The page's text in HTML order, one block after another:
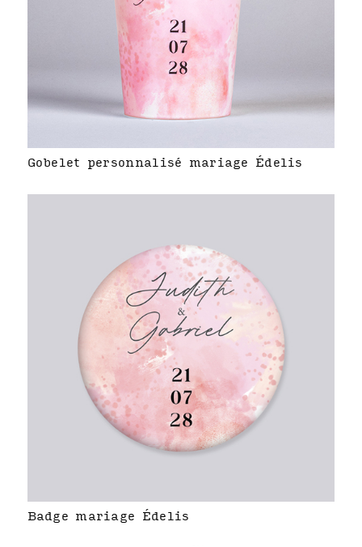
Gobelet personnalisé mariage Édelis
Badge mariage Édelis